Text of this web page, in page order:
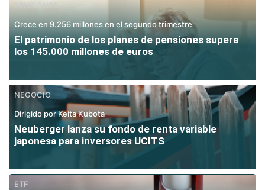
PENSIONES
Crece en 9.256 millones en el segundo trimestre
El patrimonio de los planes de pensiones supera
los 145.000 millones de euros
NEGOCIO
Dirigido por Keita Kubota
Neuberger lanza su fondo de renta variable
japonesa para inversores UCITS
ETF